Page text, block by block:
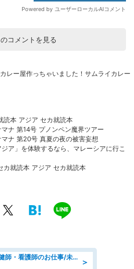
コメントを見る
レー屋作っちゃいました！サムライカレー
＞
社団法人での保健師・看護師のお仕事/未経験OK/要資格:普通免許、保健師、正看護師